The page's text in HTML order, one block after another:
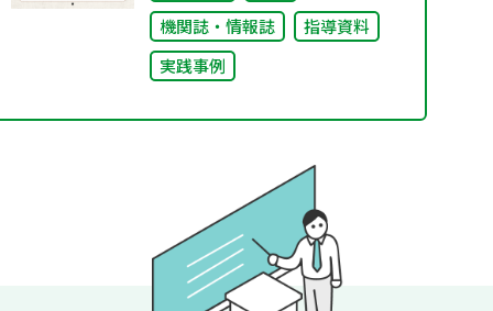
機関誌・情報誌
指導資料
実践事例